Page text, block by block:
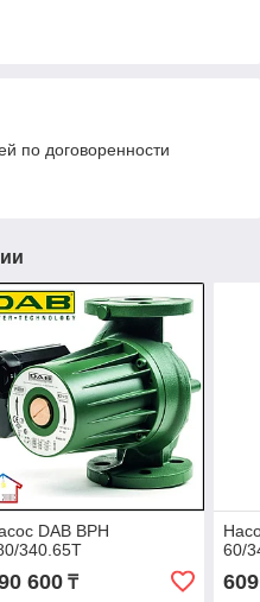
по договоренности
DAB BPH
340.65Т
600₸
60/